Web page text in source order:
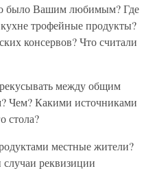
было Вашим любимым? Где
трофейные продукты?
консервов? Что считали
между общим
Чем? Какими источниками
стола?
местные жители?
реквизиции